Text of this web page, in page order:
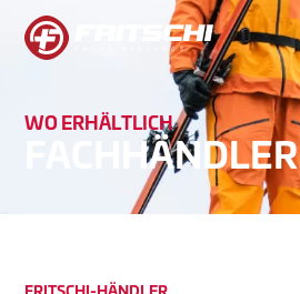
BINDUNGEN
KUNDENDIENST
WO ER­HÄLT­LICH
FACH­HÄND­LER